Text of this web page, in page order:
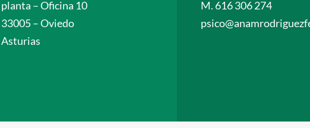
planta – Oficina 10
33005 – Oviedo
Asturias
M. 616 306 274